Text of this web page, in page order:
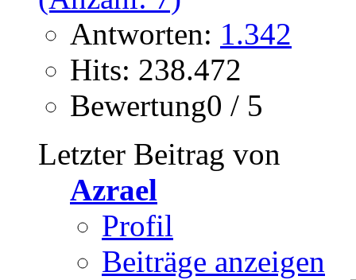
Antworten: 1.342
Hits: 238.472
Bewertung0 / 5
Letzter Beitrag von
Azrael
Profil
Beiträge anzeigen